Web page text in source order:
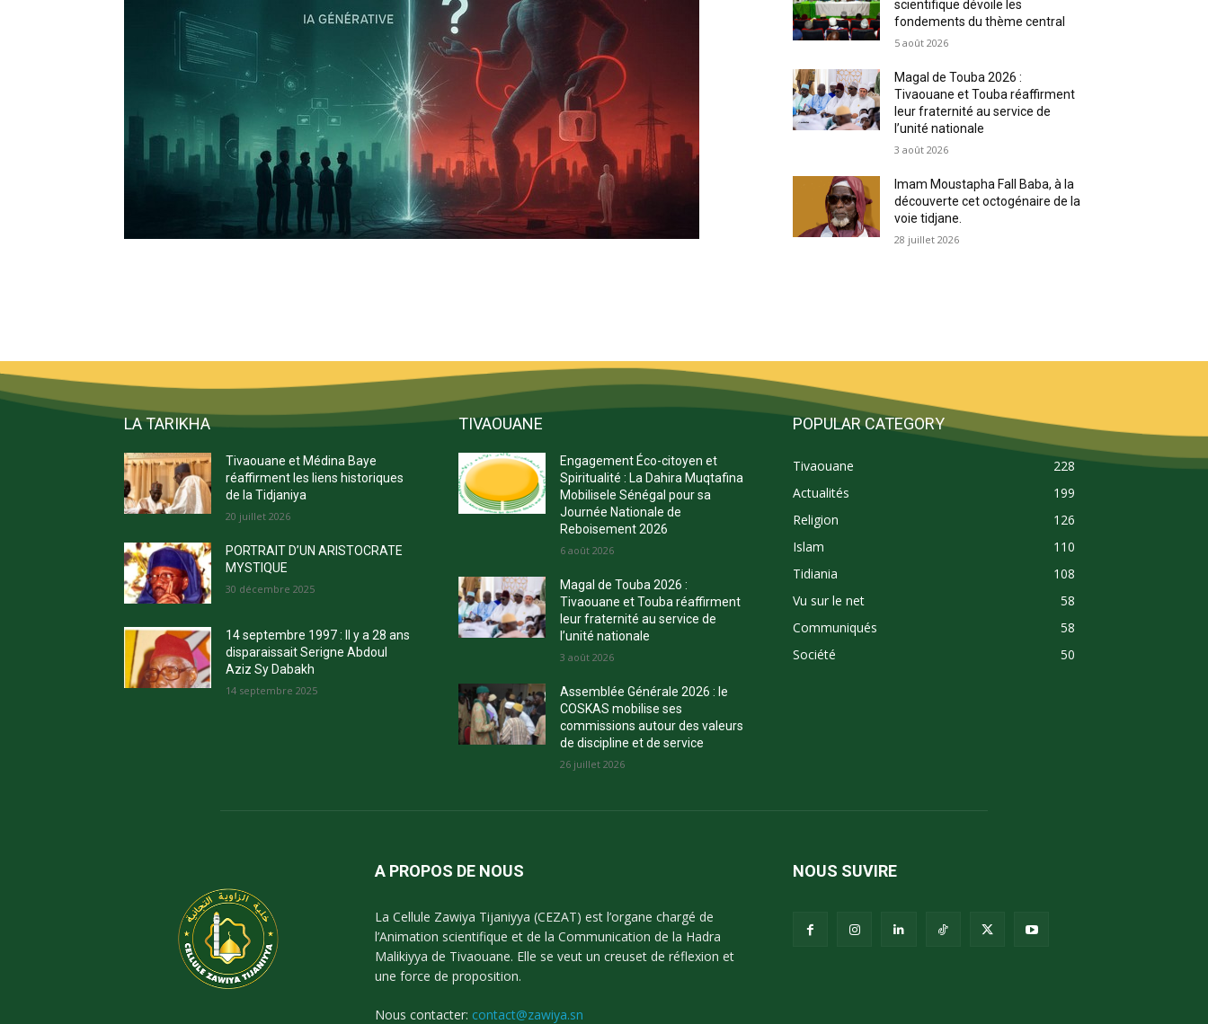
scientifique dévoile les
fondements du thème central
5 août 2026
Magal de Touba 2026 :
Tivaouane et Touba réaffirment
leur fraternité au service de
l’unité nationale
3 août 2026
Imam Moustapha Fall Baba, à la
découverte cet octogénaire de la
voie tidjane.
28 juillet 2026
LA TARIKHA
Tivaouane et Médina Baye
réaffirment les liens historiques
de la Tidjaniya
20 juillet 2026
PORTRAIT D’UN ARISTOCRATE
MYSTIQUE
30 décembre 2025
14 septembre 1997 : Il y a 28 ans
disparaissait Serigne Abdoul
Aziz Sy Dabakh
14 septembre 2025
TIVAOUANE
Engagement Éco-citoyen et
Spiritualité : La Dahira Muqtafina
Mobilisele Sénégal pour sa
Journée Nationale de
Reboisement 2026
6 août 2026
Magal de Touba 2026 :
Tivaouane et Touba réaffirment
leur fraternité au service de
l’unité nationale
3 août 2026
Assemblée Générale 2026 : le
COSKAS mobilise ses
commissions autour des valeurs
de discipline et de service
26 juillet 2026
POPULAR CATEGORY
Tivaouane
228
Actualités
199
Religion
126
Islam
110
Tidiania
108
Vu sur le net
58
Communiqués
58
Société
50
A PROPOS DE NOUS
La Cellule Zawiya Tijaniyya (CEZAT) est l’organe chargé de
l’Animation scientifique et de la Communication de la Hadra
Malikiyya de Tivaouane. Elle se veut un creuset de réflexion et
une force de proposition.
Nous contacter: contact@zawiya.sn
NOUS SUVIRE